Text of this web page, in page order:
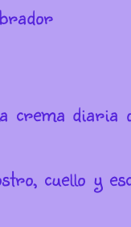
crema diaria
cuello y